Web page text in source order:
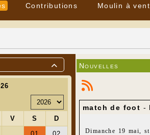
Contributions Moulin à vent
 Nouvelles
match de foot -
Dimanche 19 mai,